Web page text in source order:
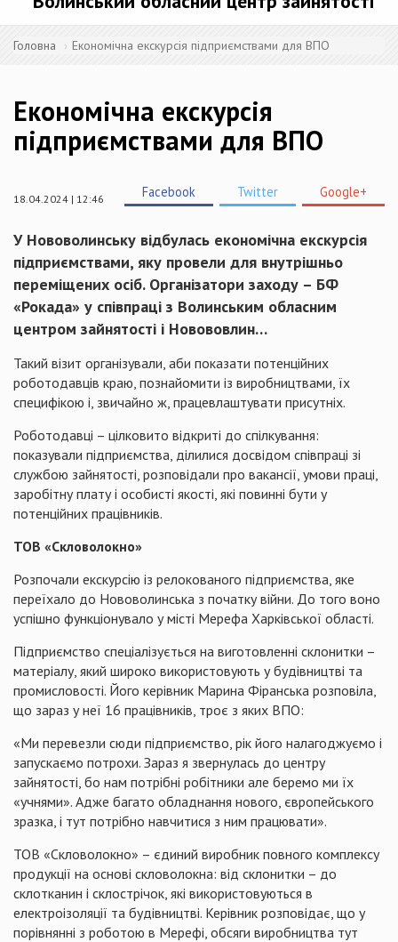
Головна Економічна екскурсія підприємствами для ВПО
Економічна екскурсія
підприємствами для ВПО
18.04.2024 | 12:46 Facebook Twitter Google+
У Нововолинську відбулась економічна екскурсія
підприємствами, яку провели для внутрішньо
переміщених осіб. Організатори заходу – БФ
«Рокада» у співпраці з Волинським обласним
центром зайнятості і Новововлин…
Такий візит організували, аби показати потенційних
роботодавців краю, познайомити із виробництвами, їх
специфікою і, звичайно ж, працевлаштувати присутніх.
Роботодавці – цілковито відкриті до спілкування:
показували підприємства, ділилися досвідом співпраці зі
службою зайнятості, розповідали про вакансії, умови праці,
заробітну плату і особисті якості, які повинні бути у
потенційних працівників.
ТОВ «Скловолокно»
Розпочали екскурсію із релокованого підприємства, яке
переїхало до Нововолинська з початку війни. До того воно
успішно функціонувало у місті Мерефа Харківської області.
Підприємство спеціалізується на виготовленні склонитки –
матеріалу, який широко використовують у будівництві та
промисловості. Його керівник Марина Фіранська розповіла,
що зараз у неї 16 працівників, троє з яких ВПО:
«Ми перевезли сюди підприємство, рік його налагоджуємо і
запускаємо потрохи. Зараз я звернулась до центру
зайнятості, бо нам потрібні робітники але беремо ми їх
«учнями». Адже багато обладнання нового, європейського
зразка, і тут потрібно навчитися з ним працювати».
ТОВ «Скловолокно» – єдиний виробник повного комплексу
продукції на основі скловолокна: від склонитки – до
склотканин і склострічок, які використовуються в
електроізоляції та будівництві. Керівник розповідає, що у
порівнянні з роботою в Мерефі, обсяги виробництва тут